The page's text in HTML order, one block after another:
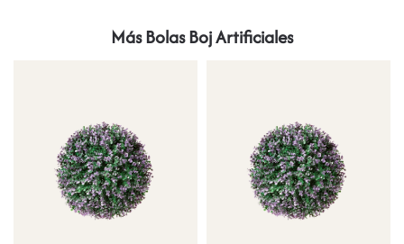
Más Bolas Boj Artificiales